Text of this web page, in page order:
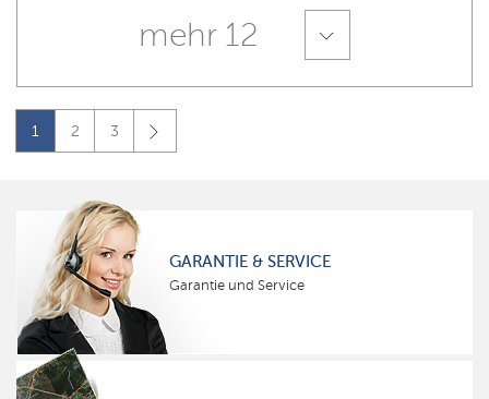
mehr 12
1 2 3
GARANTIE & SERVICE
Garantie und Service